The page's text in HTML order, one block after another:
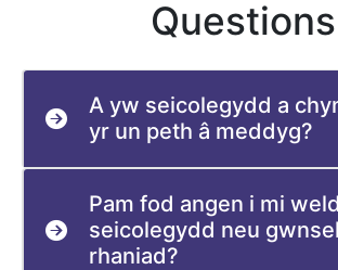
Questions
A yw seicolegydd a
yr un peth â meddyg?
Pam fod angen i mi weld
seicolegydd neu
rhaniad?